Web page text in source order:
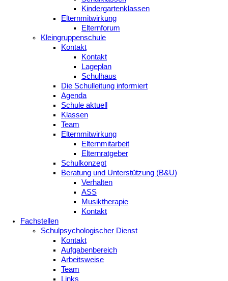
Kindergartenklassen
Elternmitwirkung
Elternforum
Kleingruppenschule
Kontakt
Kontakt
Lageplan
Schulhaus
Die Schulleitung informiert
Agenda
Schule aktuell
Klassen
Team
Elternmitwirkung
Elternmitarbeit
Elternratgeber
Schulkonzept
Beratung und Unterstützung (B&U)
Verhalten
ASS
Musiktherapie
Kontakt
Fachstellen
Schulpsychologischer Dienst
Kontakt
Aufgabenbereich
Arbeitsweise
Team
Links